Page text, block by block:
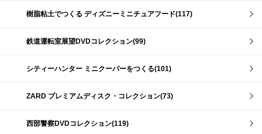
樹脂粘土でつくる ディズニーミニチュアフード(117)
鉄道運転室展望DVDコレクション(99)
シティーハンター ミニクーパーをつくる(101)
ZARD プレミアムディスク・コレクション(73)
西部警察DVDコレクション(119)